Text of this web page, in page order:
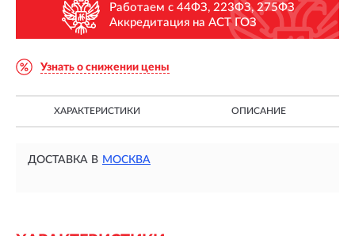
Работаем с 44ФЗ, 223ФЗ, 275ФЗ
Аккредитация на АСТ ГОЗ
Узнать о снижении цены
ХАРАКТЕРИСТИКИ ОПИСАНИЕ
ДОСТАВКА В МОСКВА